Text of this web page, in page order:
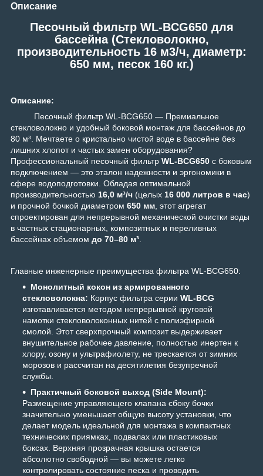
Описание
Песочный фильтр WL-BCG650 для
бассейна (Стекловолокно,
производительность 16 м3/ч, диаметр:
650 мм, песок 160 кг.)
Описание:
Песочный фильтр WL-BCG650 — Премиальное
стекловолокно и удобный боковой монтаж для бассейнов до
80 м³. Мечтаете о кристально чистой воде в бассейне без
лишних хлопот и частых замен оборудования?
Профессиональный песочный фильтр WL-BCG650 с боковым
подключением — это эталон надежности и эргономики в
сфере водоподготовки. Обладая оптимальной
производительностью 16,0 м³/ч (целых 16 000 литров в час)
и прочной бочкой диаметром 650 мм, этот агрегат
спроектирован для непрерывной механической очистки воды
в частных стационарных, композитных и переливных
бассейнах объемом до 70–80 м³.
Главные инженерные преимущества фильтра WL-BCG650:
Монолитный кокон из армированного
стекловолокна: Корпус фильтра серии WL-BCG
изготавливается методом непрерывной круговой
намотки стекловолоконных нитей с полиэфирной
смолой. Этот сверхпрочный композит выдерживает
внушительное рабочее давление, полностью инертен к
хлору, озону и ультрафиолету, не трескается от зимних
морозов и рассчитан на десятилетия безупречной
службы.
Практичный боковой выход (Side Mount):
Размещение управляющего клапана сбоку бочки
значительно уменьшает общую высоту установки, что
делает модель идеальной для монтажа в компактных
технических приямках, подвалах или пластиковых
боксах. Верхняя прозрачная крышка остается
абсолютно свободной — вы можете легко
контролировать состояние песка и проводить